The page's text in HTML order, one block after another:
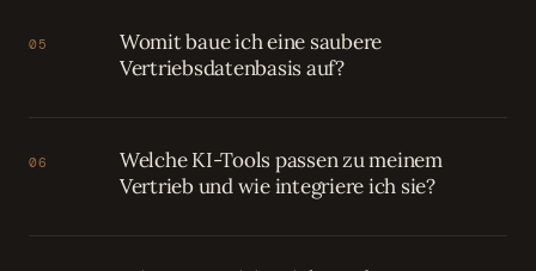
05
Womit baue ich eine saubere
Vertriebsdatenbasis auf?
06
Welche KI-Tools passen zu meinem
Vertrieb und wie integriere ich sie?